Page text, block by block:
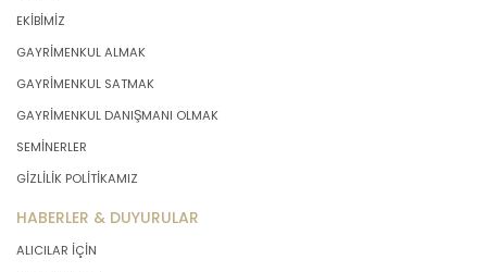
EKİBİMİZ
GAYRİMENKUL ALMAK
GAYRİMENKUL SATMAK
GAYRİMENKUL DANIŞMANI OLMAK
SEMİNERLER
GİZLİLİK POLİTİKAMIZ
HABERLER & DUYURULAR
ALICILAR İÇİN